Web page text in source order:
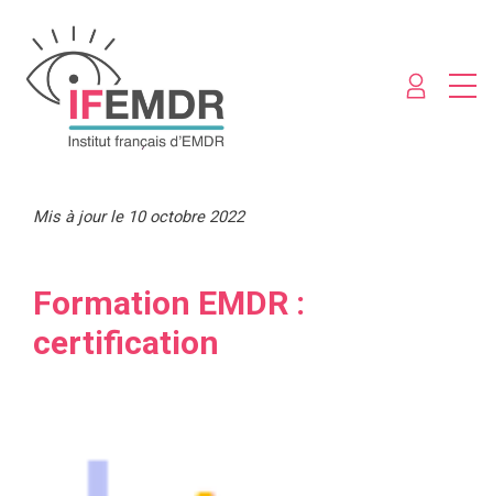
Formation EMDR :
certification
Mis à jour le 10 octobre 2022